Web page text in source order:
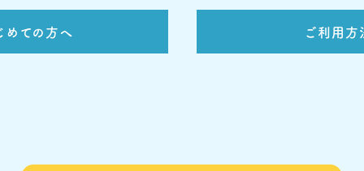
めての方へ ご利用方